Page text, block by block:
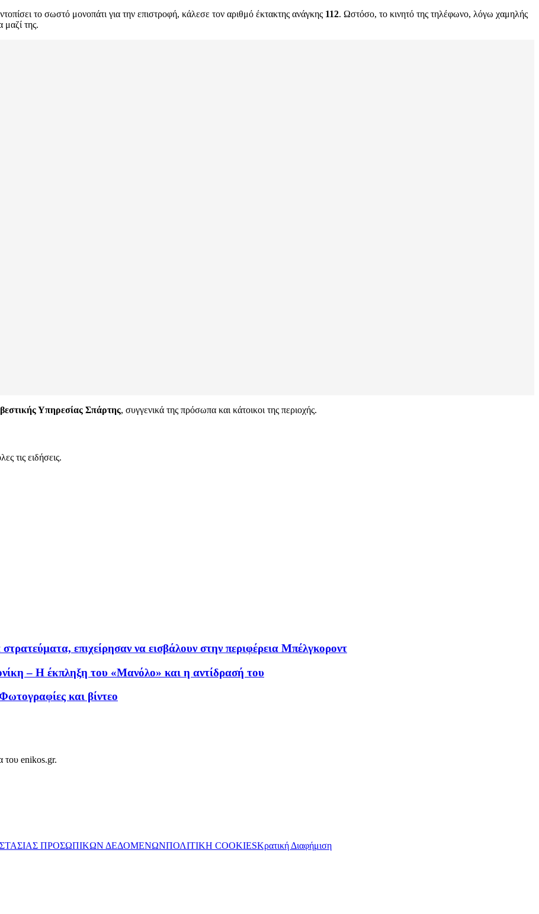
το σωστό μονοπάτι για την επιστροφή, κάλεσε τον αριθμό έκτακτης ανάγκης 112. Ωστόσο, το κινητό της τηλέφωνο, λόγω χαμηλής
μαζί της.
Υπηρεσίας Σπάρτης, συγγενικά της πρόσωπα και κάτοικοι της περιοχής.
τις ειδήσεις.
επιχείρησαν να εισβάλουν στην περιφέρεια Μπέλγκοροντ
– Η έκπληξη του «Μανόλο» και η αντίδρασή του
και βίντεο
του enikos.gr.
ΠΡΟΣΩΠΙΚΩΝ ΔΕΔΟΜΕΝΩΝΠΟΛΙΤΙΚΗ COOKIESΚρατική Διαφήμιση